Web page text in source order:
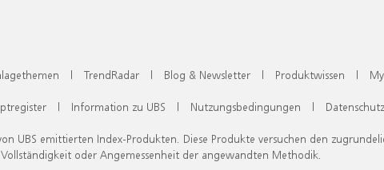
| TrendRadar | Blog & Newsletter | Produktwissen |
| Information zu UBS | Nutzungsbedingungen |
UBS emittierten Index-Produkten. Diese Produkte versuchen den
oder Angemessenheit der angewandten Methodik.